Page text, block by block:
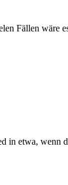
Fällen wäre
etwa,